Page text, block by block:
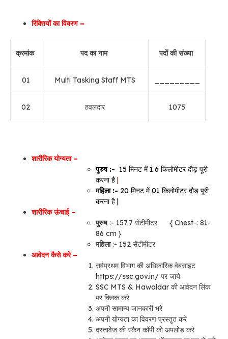
रिक्तियों का विवरण –
क्रमांक पद का नाम पदों की संख्या
01 Multi Tasking Staff MTS
02 हवलदार 1075
शारीरिक योग्यता –
पुरुष :- 15 मिनट में 1.6 किलोमीटर दौड़ पूरी
करना है
महिला :- 20 मिनट में 01 किलोमीटर दौड़ पूरी
करना है |
शारीरिक ऊंचाई –
पुरुष:- 157.7 सेंटीमीटर { Chest-: 81-
86 cm }
महिला:- 152 सेंटीमीटर
आवेदन कैसे करे –
सर्वप्रथम विभाग की अधिकारिक वेबसाइट
https://ssc.gov.in/ पर जाये
SSC MTS & Hawaldar की आवेदन लिंक
पर क्लिक करे
अपनी सामान्य जानकारी भरे
अपनी योग्यता का विवरण प्रस्तुत करे
दस्तावेज की स्कैन कॉपी को अपलोड करे